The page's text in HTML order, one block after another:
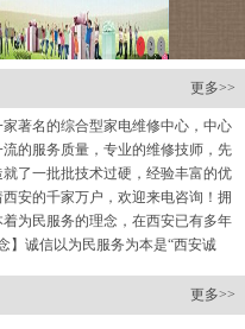
更多>>
著名的综合型家电维修中心，中心
的服务质量，专业的维修技师，先
了一批批技术过硬，经验丰富的优
安的千家万户，欢迎来电咨询！拥
为民服务的理念，在西安已有多年
】诚信以为民服务为本是“西安诚
更多>>